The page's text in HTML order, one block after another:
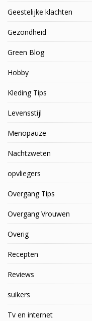
Geestelijke klachten
Gezondheid
Green Blog
Hobby
Kleding Tips
Levensstijl
Menopauze
Nachtzweten
opvliegers
Overgang Tips
Overgang Vrouwen
Overig
Recepten
Reviews
suikers
Tv en internet